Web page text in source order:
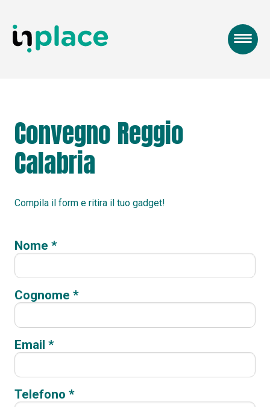
Convegno Reggio
Calabria
Compila il form e ritira il tuo gadget!
Nome *
Cognome *
Email *
Telefono *